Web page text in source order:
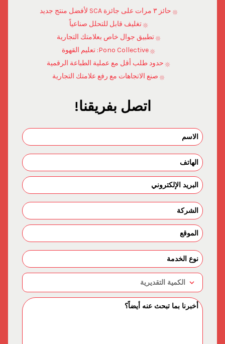
حائز ٣ مرات على جائزة SCA لأفضل منتج جديد
تغليف قابل للتحلل صناعياً
تطبيق جوال خاص بعلامتك التجارية
Pono Collective: تعليم القهوة
حدود طلب أقل مع عملية الطباعة الرقمية
صنع الاتجاهات مع رفع علامتك التجارية
اتصل بفريقنا!